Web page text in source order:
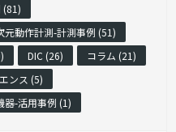
(81)
元動作計測-計測事例 (51)
DIC (26)
コラム (21)
ンス (5)
器-活用事例 (1)